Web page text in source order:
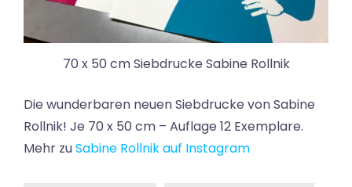
70 x 50 cm Siebdrucke Sabine Rollnik
Die wunderbaren neuen Siebdrucke von Sabine
Rollnik! Je 70 x 50 cm – Auflage 12 Exemplare.
Mehr zuSabine Rollnik auf Instagram